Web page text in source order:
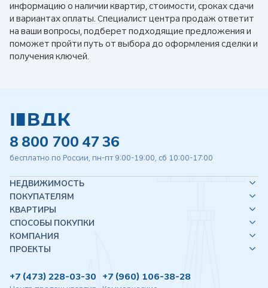
информацию о наличии квартир, стоимости, сроках сдачи
и вариантах оплаты. Специалист центра продаж ответит
на ваши вопросы, подберет подходящие предложения и
поможет пройти путь от выбора до оформления сделки и
получения ключей.
8 800 700 47 36
бесплатно по России, пн-пт 9:00-19:00, сб 10:00-17:00
НЕДВИЖИМОСТЬ
ПОКУПАТЕЛЯМ
КВАРТИРЫ
СПОСОБЫ ПОКУПКИ
КОМПАНИЯ
ПРОЕКТЫ
+7 (473) 228-03-30 +7 (960) 106-38-28